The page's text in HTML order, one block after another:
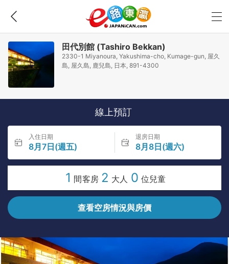
田代別館 (Tashiro Bekkan)
2330-1 Miyanoura, Yakushima-cho, Kumage-gun, 屋久
島, 屋久島, 鹿兒島, 日本, 891-4300
線上預訂
入住日期
8月7日(週五)
退房日期
8月8日(週六)
1 間客房 2 大人 0 位兒童
查看空房情況與房價